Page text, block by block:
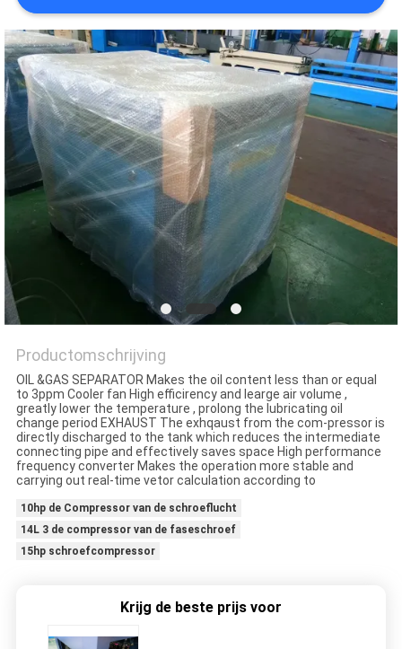
GEVALLEN
VRAAG
EEN
OFFERTE
SITEMAP
PRIVACY
POLICY
Productomschrijving
OIL &GAS SEPARATOR Makes the oil content less than or equal
to 3ppm Cooler fan High efficirency and learge air volume ,
greatly lower the temperature , prolong the lubricating oil
change period EXHAUST The exhqaust from the com-pressor is
directly discharged to the tank which reduces the intermediate
connecting pipe and effectively saves space High performance
frequency converter Makes the operation more stable and
carrying out real-time vetor calculation according to
10hp de Compressor van de schroeflucht
14L 3 de compressor van de faseschroef
15hp schroefcompressor
Krijg de beste prijs voor